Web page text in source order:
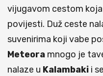
vijugavom cestom
povijesti. Duž ceste
suvenirima koji vabe
Meteora mnogo je
nalaze u Kalambaki i